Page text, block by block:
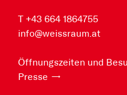
T +43 664 1864755
info@weissraum.at
Öffnungszeiten und
Presse